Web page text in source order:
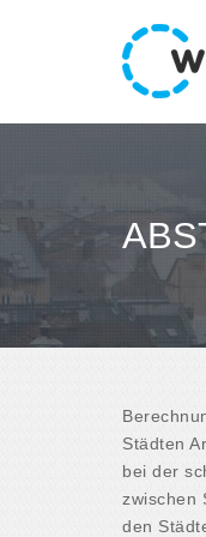
Städten
bei der
zwischen
den